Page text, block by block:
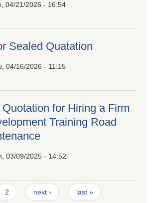
04/21/2026 - 16:54
Sealed Quatation
04/16/2026 - 11:15
for Hiring a Firm
Training Road
03/09/2025 - 14:52
2 next › last »